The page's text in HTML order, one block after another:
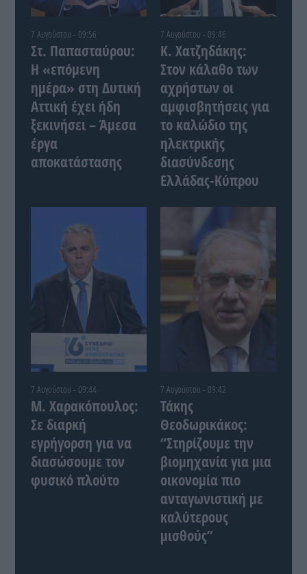
7 Αυγούστου - 09:56
Στ. Παπασταύρου:
Η «επόμενη
ημέρα» στη Δυτική
Αττική έχει ήδη
ξεκινήσει – Άμεσα
έργα
αποκατάστασης
7 Αυγούστου - 09:46
Κ. Χατζηδάκης:
Στον κάλαθο των
αχρήστων οι
αμφισβητήσεις για
το καλώδιο της
ηλεκτρικής
διασύνδεσης
Ελλάδας-Κύπρου
7 Αυγούστου - 09:44
Μ. Χαρακόπουλος:
Σε διαρκή
εγρήγορση για να
διασώσουμε τον
φυσικό πλούτο
7 Αυγούστου - 09:42
Τάκης
Θεοδωρικάκος:
“Στηρίζουμε την
βιομηχανία για μια
οικονομία πιο
ανταγωνιστική με
καλύτερους
μισθούς”